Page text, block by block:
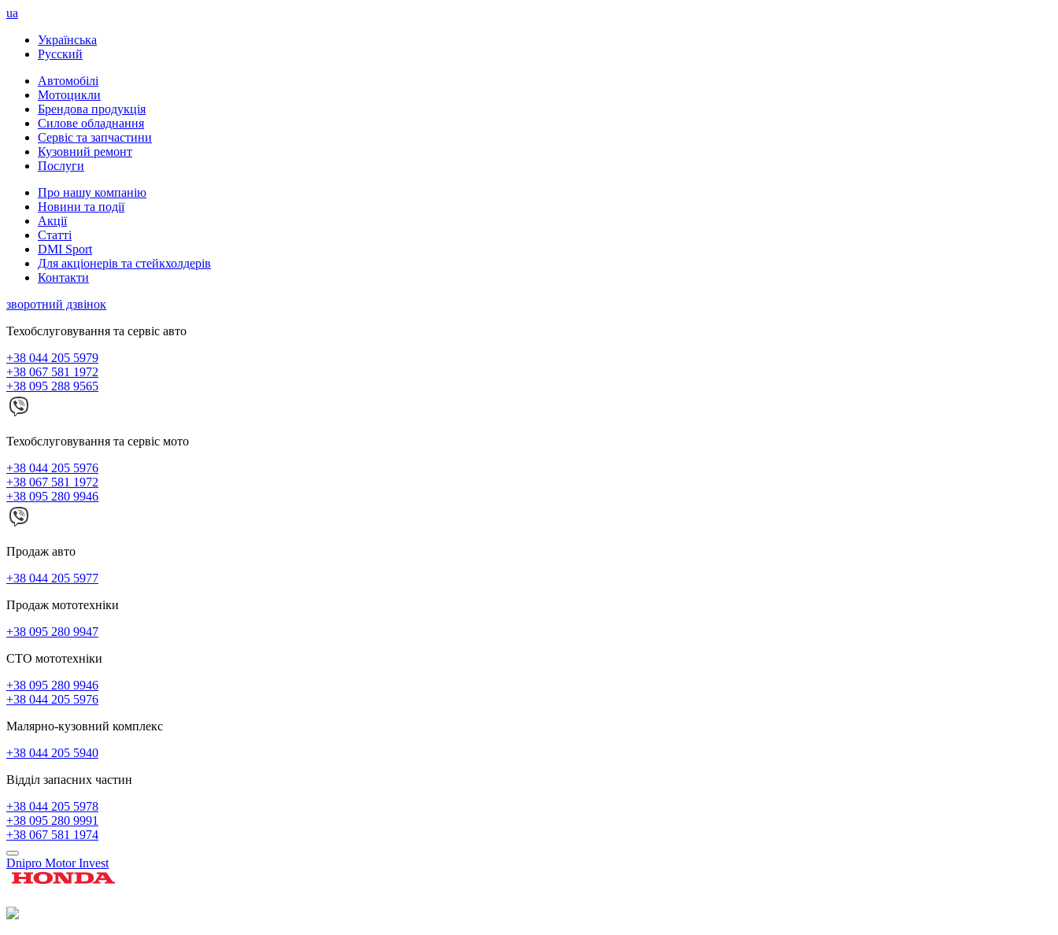
ua
Українська
Русский
Автомобілі
Мотоцикли
Брендова продукція
Силове обладнання
Сервіс та запчастини
Кузовний ремонт
Послуги
Про нашу компанію
Новини та події
Акції
Статті
DMI Sport
Для акціонерів та стейкхолдерів
Контакти
зворотний дзвінок
Техобслуговування та сервіс авто
+38 044 205 5979
+38 067 581 1972
+38 095 288 9565
Техобслуговування та сервіс мото
+38 044 205 5976
+38 067 581 1972
+38 095 280 9946
Продаж авто
+38 044 205 5977
Продаж мототехніки
+38 095 280 9947
СТО мототехніки
+38 095 280 9946
+38 044 205 5976
Малярно-кузовний комплекс
+38 044 205 5940
Відділ запасних частин
+38 044 205 5978
+38 095 280 9991
+38 067 581 1974
Dnipro Motor Invest